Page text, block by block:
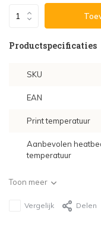
Productspecificaties
SKU
EAN
Print temperatuur
Aanbevolen
temperatuur
Toon meer
Vergelijk Delen